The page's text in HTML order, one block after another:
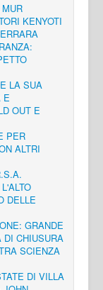
KENYOTI
LA SUA
E
OUT E
PER
ALTRI
DELLE
GRANDE
DI CHIUSURA
SCIENZA
DI VILLA